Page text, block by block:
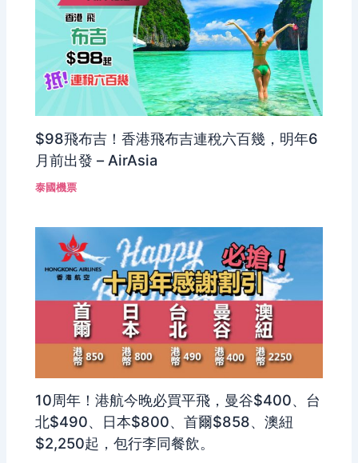
$98飛布吉！香港飛布吉連稅六百幾，明年6
月前出發 – AirAsia
泰國機票
10周年！港航今晚必買平飛，曼谷$400、台
北$490、日本$800、首爾$858、澳紐
$2,250起，包行李同餐飲。